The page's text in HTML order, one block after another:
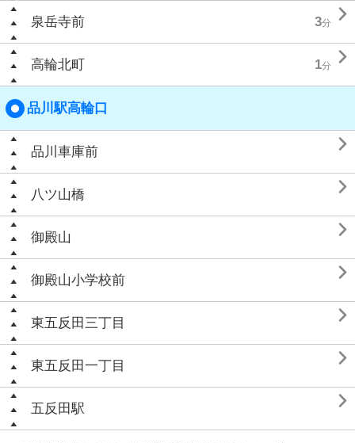
泉岳寺前 3分 
高輪北町 1分 
品川駅高輪口
品川車庫前 
八ツ山橋 
御殿山 
御殿山小学校前 
東五反田三丁目 
東五反田一丁目 
五反田駅 